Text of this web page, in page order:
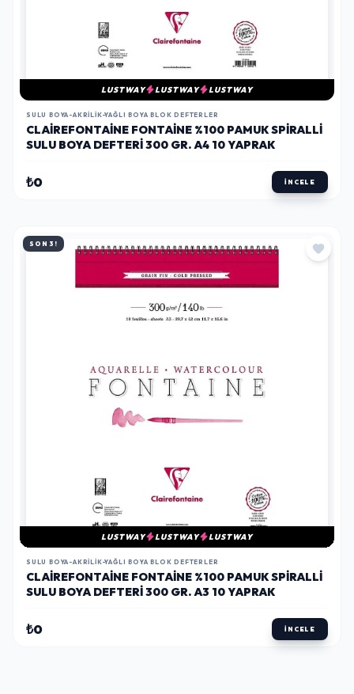
LUSTWAY LUSTWAY LUSTWAY
SULU BOYA-AKRILIK-YAĞLI BOYA BLOK DEFTERLER
CLAIREFONTAINE FONTAINE %100 PAMUK SPIRALLI
SULU BOYA DEFTERI 300 GR. A4 10 YAPRAK
₺0 İNCELE
SON 3!
LUSTWAY LUSTWAY LUSTWAY
SULU BOYA-AKRILIK-YAĞLI BOYA BLOK DEFTERLER
CLAIREFONTAINE FONTAINE %100 PAMUK SPIRALLI
SULU BOYA DEFTERI 300 GR. A3 10 YAPRAK
₺0 İNCELE